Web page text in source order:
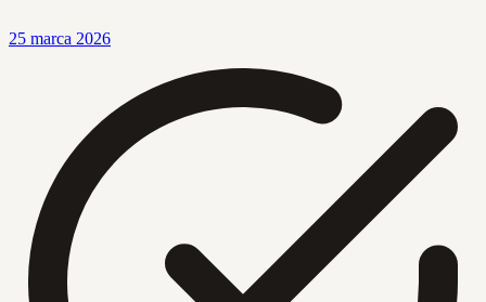
25 marca 2026